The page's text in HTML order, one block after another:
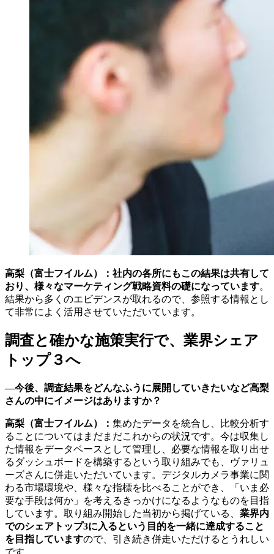
高梨（富士フイルム）： 社内の各所にもこの結果は共有して
おり、様々なマーケティング戦略資料の礎になっています。
結果から多くのエビデンスが取れるので、参照する情報とし
て非常によく活用させていただいています。
調査と確かな施策実行で、業界シェア
トップ３へ
―今後、調査結果をどんなふうに展開していきたいなど高梨
さんの中にイメージはありますか？
高梨（富士フイルム）： 集めたデータを統合し、比較分析す
ることについてはまだまだこれからの状況です。今は収集し
た情報をデータベースとして管理し、必要な情報を取り出せ
るダッシュボードを構築するという取り組みでも、ヴァリュ
ーズさんに併走いただいています。デジタルカメラ事業に関
わる市場環境や、様々な指標を比べることができ、「いま必
要な手段は何か」を考えるきっかけになるようなものを目指
しています。取り組み開始した当初から掲げている、 業界内
でのシェアトップ3に入るという目的を一緒に達成すること
を目指していますので、引き続き併走いただけるとうれしい